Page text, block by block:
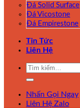
Đá Solid Surface
Đá Vicostone
Đá Empirestone
Tin Tức
Liên Hệ
Tìm
Nhấn Gọi Ngay
Liên Hệ Zalo